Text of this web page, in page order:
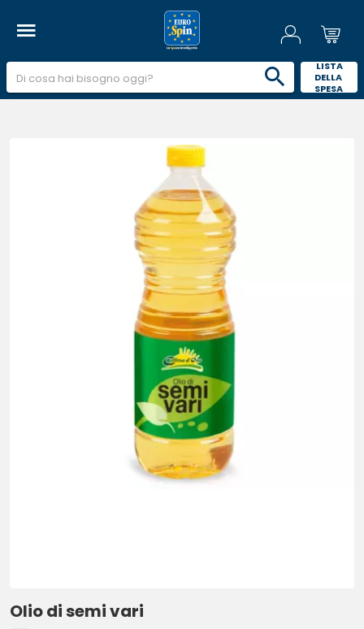
LISTA
DELLA
SPESA
Olio di semi vari